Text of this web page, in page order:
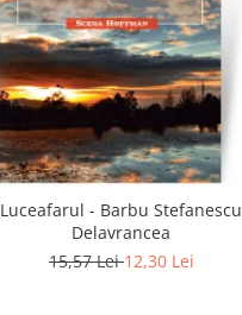
Luceafarul - Barbu Stefanescu
Delavrancea
15,57 Lei12,30 Lei